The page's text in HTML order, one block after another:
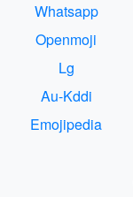
Whatsapp
Openmoji
Lg
Au-Kddi
Emojipedia